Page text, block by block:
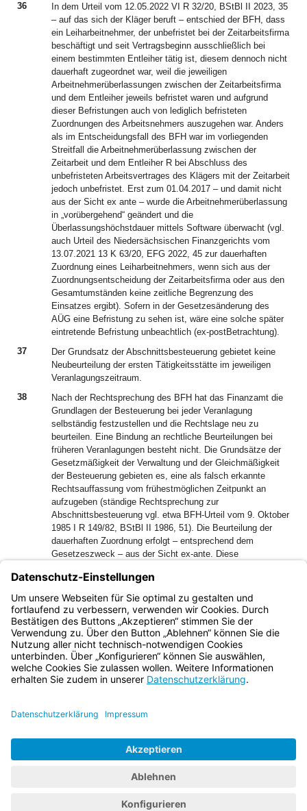
36
In dem Urteil vom 12.05.2022 VI R 32/20, BStBl II 2023, 35
– auf das sich der Kläger beruft – entschied der BFH, dass
ein Leiharbeitnehmer, der unbefristet bei der Zeitarbeitsfirma
beschäftigt und seit Vertragsbeginn ausschließlich bei
einem bestimmten Entleiher tätig ist, diesem dennoch nicht
dauerhaft zugeordnet war, weil die jeweiligen
Arbeitnehmerüberlassungen zwischen der Zeitarbeitsfirma
und dem Entleiher jeweils befristet waren und aufgrund
dieser Befristungen auch von lediglich befristeten
Zuordnungen des Arbeitsnehmers auszugehen war. Anders
als im Entscheidungsfall des BFH war im vorliegenden
Streitfall die Arbeitnehmerüberlassung zwischen der
Zeitarbeit und dem Entleiher R bei Abschluss des
unbefristeten Arbeitsvertrages des Klägers mit der Zeitarbeit
jedoch unbefristet. Erst zum 01.04.2017 – und damit nicht
aus der Sicht ex ante – wurde die Arbeitnehmerüberlassung
in „vorübergehend“ geändert und die
Überlassungshöchstdauer mittels Software überwacht (vgl.
auch Urteil des Niedersächsischen Finanzgerichts vom
13.07.2021 13 K 63/20, EFG 2022, 45 zur dauerhaften
Zuordnung eines Leiharbeitnehmers, wenn sich aus der
Zuordnungsentscheidung der Zeitarbeitsfirma oder aus den
Gesamtumständen keine zeitliche Begrenzung des
Einsatzes ergibt). Sofern in der Gesetzesänderung des
AÜG eine Befristung zu sehen ist, wäre eine solche später
eintretende Befristung unbeachtlich (ex-postBetrachtung).
37
Der Grundsatz der Abschnittsbesteuerung gebietet keine
Neubeurteilung der ersten Tätigkeitsstätte im jeweiligen
Veranlagungszeitraum.
38
Nach der Rechtsprechung des BFH hat das Finanzamt die
Grundlagen der Besteuerung bei jeder Veranlagung
selbständig festzustellen und die Rechtslage neu zu
beurteilen. Eine Bindung an rechtliche Beurteilungen bei
früheren Veranlagungen besteht nicht. Die Grundsätze der
Gesetzmäßigkeit der Verwaltung und der Gleichmäßigkeit
der Besteuerung gebieten es, eine als falsch erkannte
Rechtsauffassung vom frühestmöglichen Zeitpunkt an
aufzugeben (ständige Rechtsprechung zur
Abschnittsbesteuerung vgl. etwa BFH-Urteil vom 9. Oktober
1985 I R 149/82, BStBl II 1986, 51). Die Beurteilung der
dauerhaften Zuordnung erfolgt – entsprechend dem
Gesetzeszweck – aus der Sicht ex-ante. Diese
Neubewertung aufgrund einer wesentlichen Änderung auch
in die Streitjahre hinein.
39
2. Die Kostenentscheidung beruht auf § 135 Abs. 1 FGO.
Bayern.de
BayernPortal
Impressum